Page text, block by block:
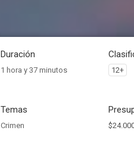
Duración
1 hora y 37 minutos 12+
Temas
Crimen